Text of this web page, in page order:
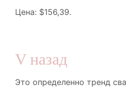
Цена: $156,39.
V назад
Это определенно тренд